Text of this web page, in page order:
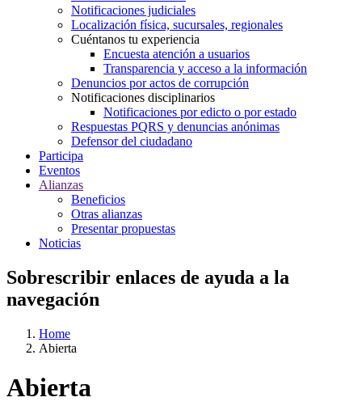
Notificaciones judiciales
Localización física, sucursales, regionales
Cuéntanos tu experiencia
Encuesta atención a usuarios
Transparencia y acceso a la información
Denuncios por actos de corrupción
Notificaciones disciplinarios
Notificaciones por edicto o por estado
Respuestas PQRS y denuncias anónimas
Defensor del ciudadano
Participa
Eventos
Alianzas
Beneficios
Otras alianzas
Presentar propuestas
Noticias
Sobrescribir enlaces de ayuda a la
navegación
Home
Abierta
Abierta